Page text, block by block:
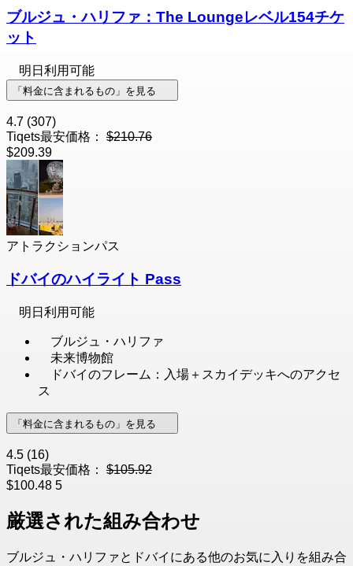
ブルジュ・ハリファ：The Loungeレベル154チケ
ット
明日利用可能
「料金に含まれるもの」を見る
4.7 (307)
Tiqets最安価格： $210.76
$209.39
アトラクションパス
ドバイのハイライト Pass
明日利用可能
ブルジュ・ハリファ
未来博物館
ドバイのフレーム：入場＋スカイデッキへのアクセ
ス
「料金に含まれるもの」を見る
4.5 (16)
Tiqets最安価格： $105.92
$100.48 5
厳選された組み合わせ
ブルジュ・ハリファとドバイにある他のお気に入りを組み合